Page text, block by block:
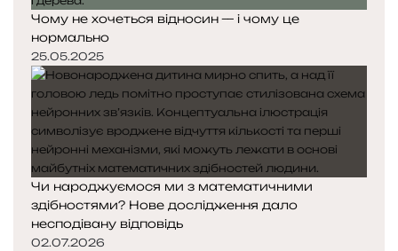
Чому не хочеться відносин — і чому це
нормально
25.05.2025
Чи народжуємося ми з математичними
здібностями? Нове дослідження дало
несподівану відповідь
02.07.2026